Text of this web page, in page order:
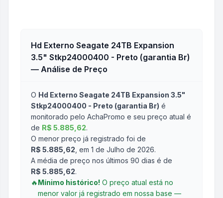
Hd Externo Seagate 24TB Expansion
3.5" Stkp24000400 - Preto (garantia Br)
— Análise de Preço
O Hd Externo Seagate 24TB Expansion 3.5"
Stkp24000400 - Preto (garantia Br) é
monitorado pelo AchaPromo e seu preço atual é
de R$ 5.885,62.
O menor preço já registrado foi de
R$ 5.885,62 , em 1 de Julho de 2026.
A média de preço nos últimos 90 dias é de
R$ 5.885,62.
🔥Mínimo histórico! O preço atual está no
menor valor já registrado em nossa base —